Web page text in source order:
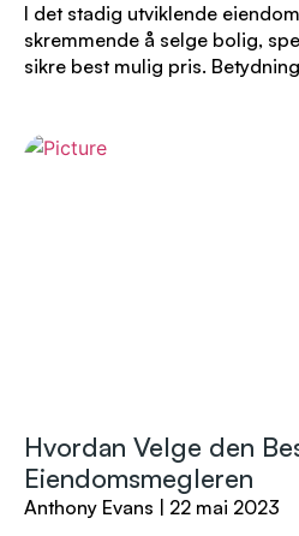
I det stadig utviklende
skremmende å selge bolig,
sikre best mulig pris.
Hvordan Velge den
Eiendomsmegleren
Anthony Evans
22 mai 2023